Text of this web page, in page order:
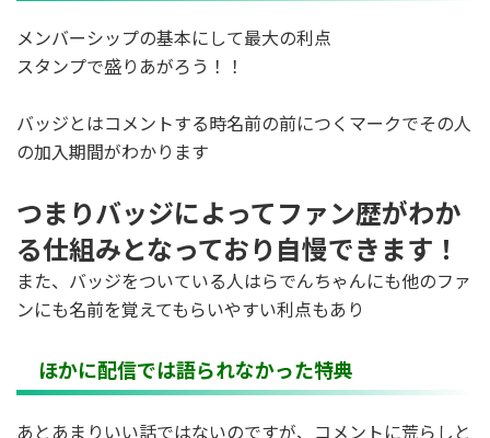
メンバーシップの基本にして最大の利点
スタンプで盛りあがろう！！
バッジとはコメントする時名前の前につくマークでその人
の加入期間がわかります
つまりバッジによってファン歴がわか
る仕組みとなっており自慢できます！
また、バッジをついている人はらでんちゃんにも他のファ
ンにも名前を覚えてもらいやすい利点もあり
ほかに配信では語られなかった特典
あとあまりいい話ではないのですが、コメントに荒らしと